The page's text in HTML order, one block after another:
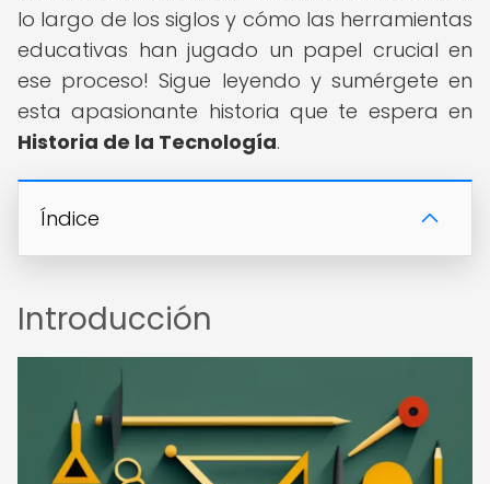
lo largo de los siglos y cómo las herramientas
educativas han jugado un papel crucial en
ese proceso! Sigue leyendo y sumérgete en
esta apasionante historia que te espera en
Historia de la Tecnología.
Índice
Introducción